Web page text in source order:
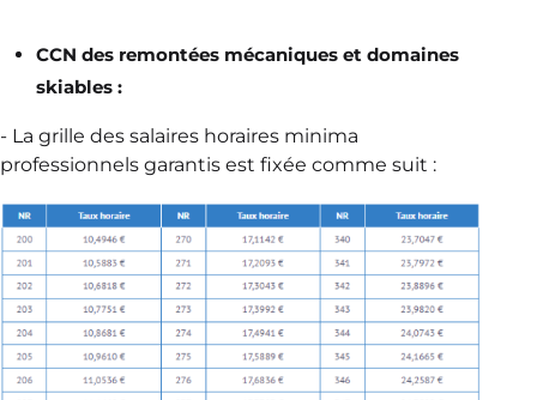
CCN des remontées mécaniques et domaines
skiables :
- La grille des salaires horaires minima
professionnels garantis est fixée comme suit :